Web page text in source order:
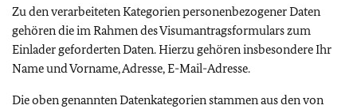
Zu den verarbeiteten Kategorien personenbezogener Daten
gehören die im Rahmen des Visumantragsformulars zum
Einlader geforderten Daten. Hierzu gehören insbesondere Ihr
Name und Vorname, Adresse, E-Mail-Adresse.
Die oben genannten Datenkategorien stammen aus den von